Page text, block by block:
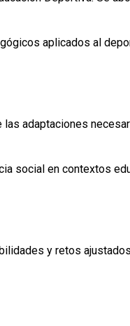
aplicados al
adaptaciones
social en contextos
y retos